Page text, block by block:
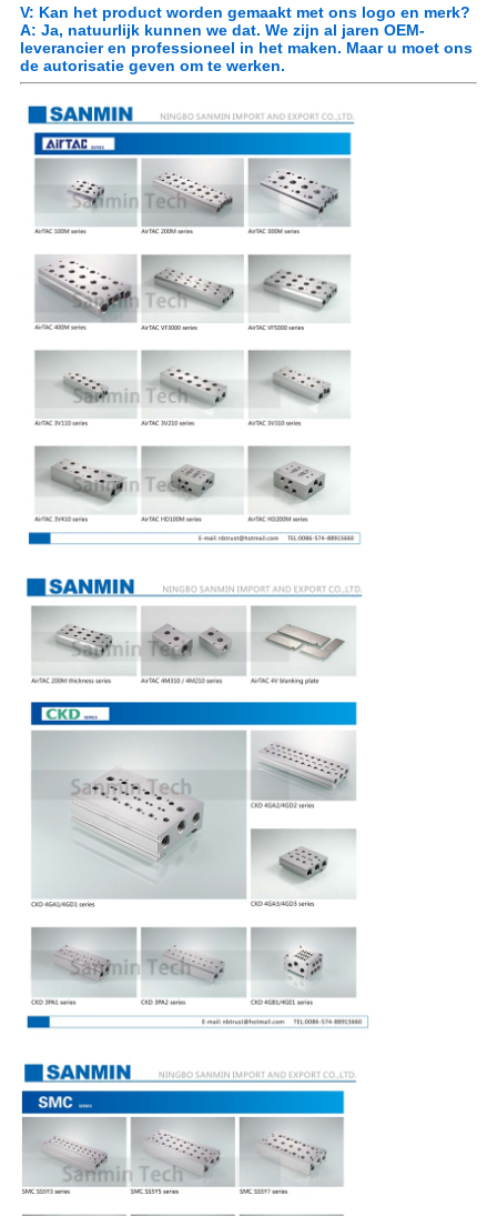
V: Kan het product worden gemaakt met ons logo en merk?
A: Ja, natuurlijk kunnen we dat. We zijn al jaren OEM-
leverancier en professioneel in het maken. Maar u moet ons
de autorisatie geven om te werken.